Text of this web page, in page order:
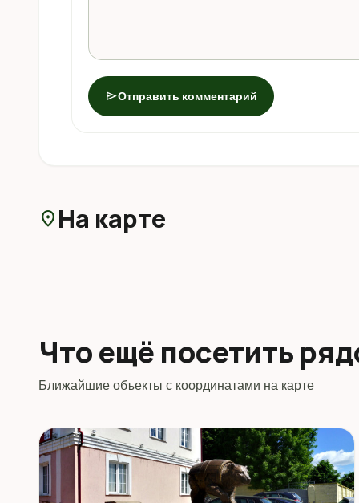
sendОтправить комментарий
location_on На карте
Что ещё посетить
Ближайшие объекты с координатами на карте